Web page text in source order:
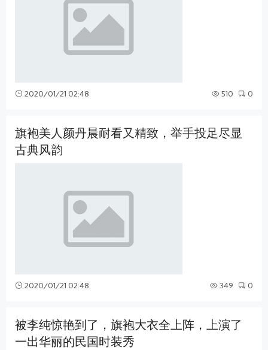
2020/01/21 02:48 510 0
旗袍美人颜丹晨耐看又精致，举手投足尽显
古典风韵
2020/01/21 02:48 349 0
被李纯惊艳到了，旗袍大衣全上阵，上演了
一出华丽的民国时装秀